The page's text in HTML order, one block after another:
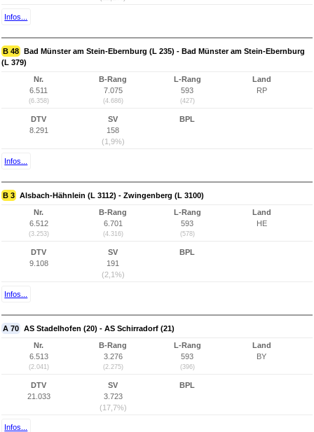
Infos...
B 48 Bad Münster am Stein-Ebernburg (L 235) - Bad Münster am Stein-Ebernburg
(L 379)
Nr.
6.511
(6.358)
B-Rang
7.075
(4.686)
L-Rang
593
(427)
Land
RP
DTV
8.291
SV
158
(1,9%)
BPL
Infos...
B 3 Alsbach-Hähnlein (L 3112) - Zwingenberg (L 3100)
Nr.
6.512
(3.253)
B-Rang
6.701
(4.316)
L-Rang
593
(578)
Land
HE
DTV
9.108
SV
191
(2,1%)
BPL
Infos...
A 70 AS Stadelhofen (20) - AS Schirradorf (21)
Nr.
6.513
(2.041)
B-Rang
3.276
(2.275)
L-Rang
593
(396)
Land
BY
DTV
21.033
SV
3.723
(17,7%)
BPL
Infos...